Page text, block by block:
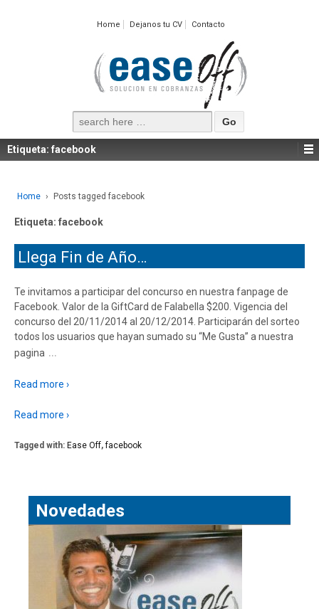
Home Dejanos tu CV Contacto
Search
for:
Etiqueta: facebook
Home › Posts tagged facebook
Etiqueta: facebook
Llega Fin de Año…
Te invitamos a participar del concurso en nuestra fanpage de
Facebook. Valor de la GiftCard de Falabella $200. Vigencia del
concurso del 20/11/2014 al 20/12/2014. Participarán del sorteo
todos los usuarios que hayan sumado su “Me Gusta” a nuestra
pagina …
Read more ›
Read more ›
Tagged with: Ease Off,facebook
Novedades